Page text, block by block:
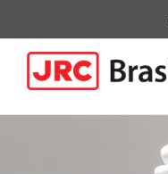
conteúdo